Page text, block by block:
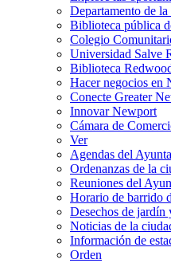
Departamento de
Biblioteca pública
Colegio
Universidad Salve
Biblioteca
Hacer negocios en
Conecte Greater
Innovar Newport
Cámara de
Ver
Agendas del
Ordenanzas de la
Reuniones del
Horario de barrido
Desechos de jardín
Noticias de la
Información de
Orden